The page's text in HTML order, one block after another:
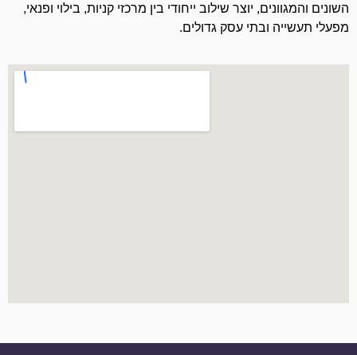
השונים והמגוונים, יוצר שילוב ייחודי בין מרכזי קניות, בילוי ופנאי,
מפעלי תעשייה ובתי עסק גדולים.